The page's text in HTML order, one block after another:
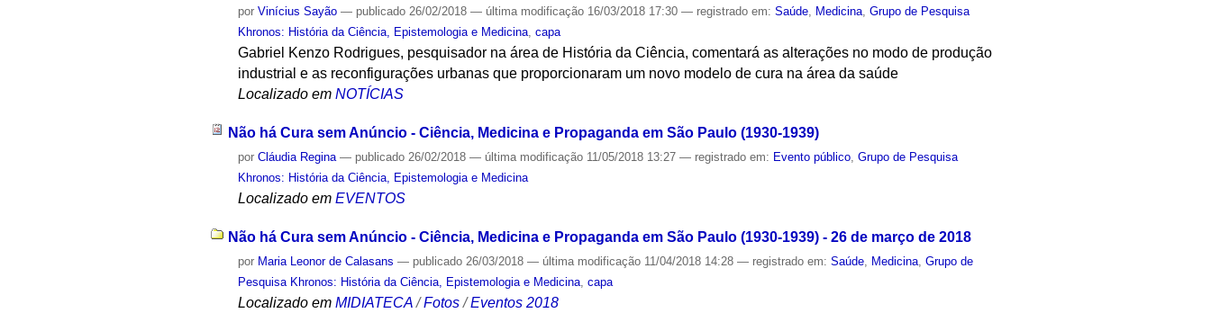
porVinícius Sayão — publicado 26/02/2018— última modificação 16/03/2018 17:30— registrado em:Saúde, Medicina,Grupo de Pesquisa
Khronos: História da Ciência, Epistemologia e Medicina,capa
Gabriel Kenzo Rodrigues, pesquisador na área de História da Ciência, comentará as alterações no modo de produção
industrial e as reconfigurações urbanas que proporcionaram um novo modelo de cura na área da saúde
Localizado em NOTÍCIAS
Não há Cura sem Anúncio - Ciência, Medicina e Propaganda em São Paulo (1930-1939)
porCláudia Regina — publicado 26/02/2018— última modificação 11/05/2018 13:27— registrado em: Evento público ,Grupo de Pesquisa
Khronos: História da Ciência, Epistemologia e Medicina
Localizado em EVENTOS
Não há Cura sem Anúncio - Ciência, Medicina e Propaganda em São Paulo (1930-1939) - 26 de março de 2018
por Maria Leonor de Calasans — publicado 26/03/2018— última modificação 11/04/2018 14:28— registrado em:Saúde Medicina ,Grupo de
Pesquisa Khronos: História da Ciência, Epistemologia e Medicina ,capa
Localizado em MIDIATECA /Fotos /Eventos 2018